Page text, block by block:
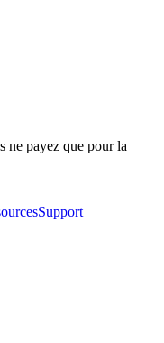
ne payez que pour la
Support